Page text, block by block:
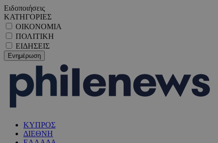
Ειδοποιήσεις
ΚΑΤΗΓΟΡΙΕΣ
ΟΙΚΟΝΟΜΙΑ
ΠΟΛΙΤΙΚΗ
ΕΙΔΗΣΕΙΣ
ΚΥΠΡΟΣ
ΔΙΕΘΝΗ